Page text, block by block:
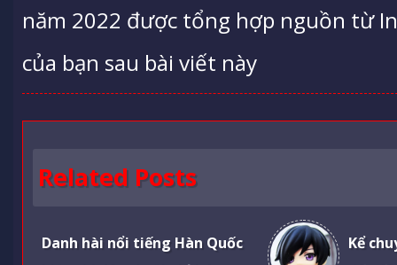
năm 2022 được tổng hợp nguồn từ
của bạn sau bài viết này
Related Posts
Danh hài nổi tiếng Hàn Quốc
Kể